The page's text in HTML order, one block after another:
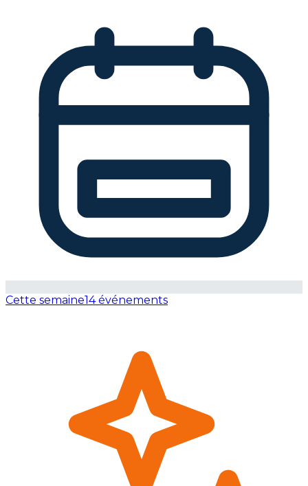
Cette semaine14 événements